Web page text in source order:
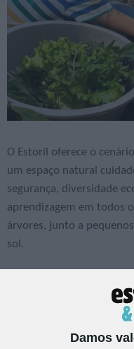
Damos
O Estoril oferece o
um espaço natural
segurança, diversidade
aprendizagem em todos
árvores, junto a
sol.
Além disso, estão